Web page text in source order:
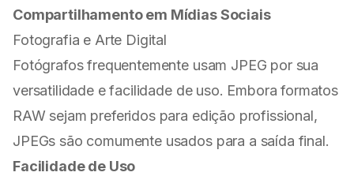
Compartilhamento em Mídias Sociais
Fotografia e Arte Digital
Fotógrafos frequentemente usam JPEG por sua
versatilidade e facilidade de uso. Embora formatos
RAW sejam preferidos para edição profissional,
JPEGs são comumente usados para a saída final.
Facilidade de Uso